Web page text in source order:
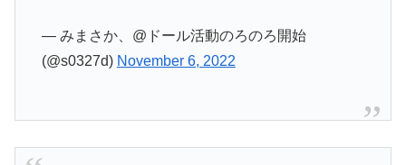
— みまさか、@ドール活動のろのろ開始
(@s0327d) November 6, 2022